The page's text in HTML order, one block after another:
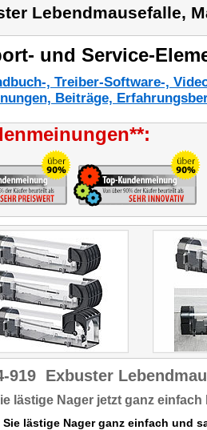
Lebendmausefalle,
und Service-
, Treiber-Software-,
Beiträge,
919 Exbuster
lästige Nager jetzt ganz
Sie lästige Nager ganz einfach und